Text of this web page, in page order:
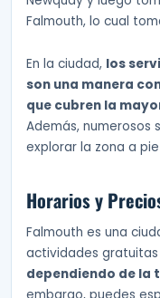
Falmouth, lo cual
En la ciudad, los
son una manera
que cubren la
Además, numerosos
explorar la zona a
Horarios y
Falmouth es una
actividades
dependiendo de la